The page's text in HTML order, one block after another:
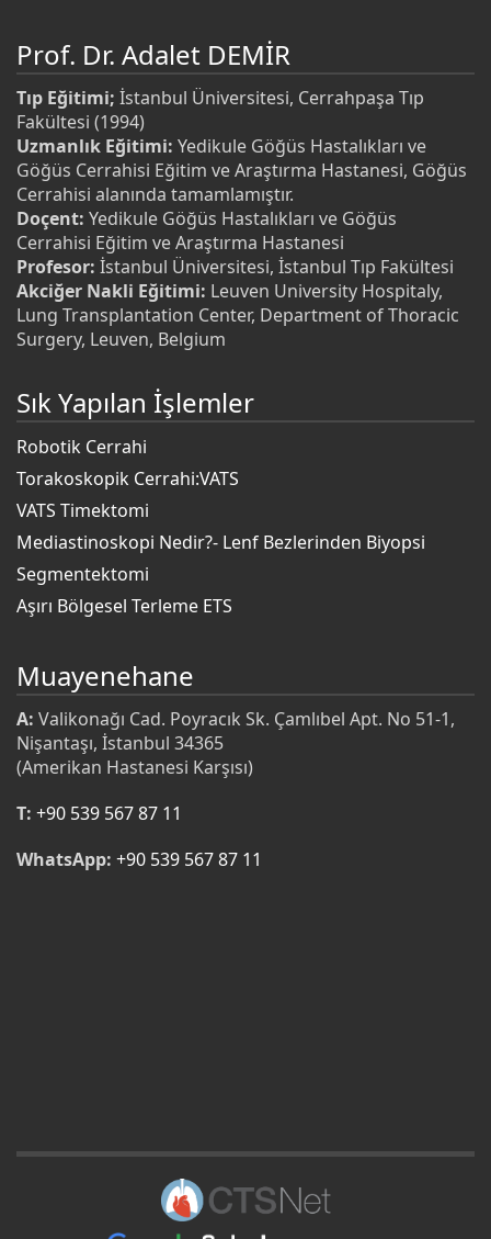
Prof. Dr. Adalet DEMİR
Tıp Eğitimi; İstanbul Üniversitesi, Cerrahpaşa Tıp
Fakültesi (1994)
Uzmanlık Eğitimi: Yedikule Göğüs Hastalıkları ve
Göğüs Cerrahisi Eğitim ve Araştırma Hastanesi, Göğüs
Cerrahisi alanında tamamlamıştır.
Doçent: Yedikule Göğüs Hastalıkları ve Göğüs
Cerrahisi Eğitim ve Araştırma Hastanesi
Profesor: İstanbul Üniversitesi, İstanbul Tıp Fakültesi
Akciğer Nakli Eğitimi: Leuven University Hospitaly,
Lung Transplantation Center, Department of Thoracic
Surgery, Leuven, Belgium
Sık Yapılan İşlemler
Robotik Cerrahi
Torakoskopik Cerrahi:VATS
VATS Timektomi
Mediastinoskopi Nedir?- Lenf Bezlerinden Biyopsi
Segmentektomi
Aşırı Bölgesel Terleme ETS
Muayenehane
A: Valikonağı Cad. Poyracık Sk. Çamlıbel Apt. No 51-1,
Nişantaşı, İstanbul 34365
(Amerikan Hastanesi Karşısı)
T: +90 539 567 87 11
WhatsApp: +90 539 567 87 11